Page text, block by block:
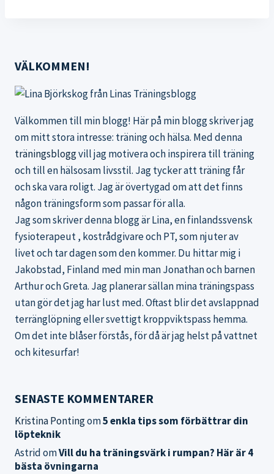
VÄLKOMMEN!
Välkommen till min blogg! Här på min blogg skriver jag
om mitt stora intresse: träning och hälsa. Med denna
träningsbloggvill jag motivera och inspirera till träning
och till en hälsosam livsstil. Jag tycker att träning får
och ska vara roligt. Jag är övertygad om att det finns
någon träningsform som passar för alla.
Jag som skriver denna blogg är Lina, en finlandssvensk
fysioterapeut , kostrådgivare och PT, som njuter av
livet och tar dagen som den kommer. Du hittar mig i
Jakobstad, Finland med min man Jonathan och barnen
Arthur och Greta. Jag planerar sällan mina träningspass
utan gör det jag har lust med. Oftast blir det avslappnad
terränglöpning eller svettigt kroppviktspass hemma.
Om det inte blåser förstås, för då är jag helst på vattnet
och kitesurfar!
SENASTE KOMMENTARER
Kristina Pontingom5 enkla tips som förbättrar din
löpteknik
AstridomVill du ha träningsvärk i rumpan? Här är 4
bästa övningarna